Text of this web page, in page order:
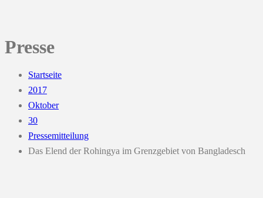
Presse
Startseite
2017
Oktober
30
Pressemitteilung
Das Elend der Rohingya im Grenzgebiet von Bangladesch